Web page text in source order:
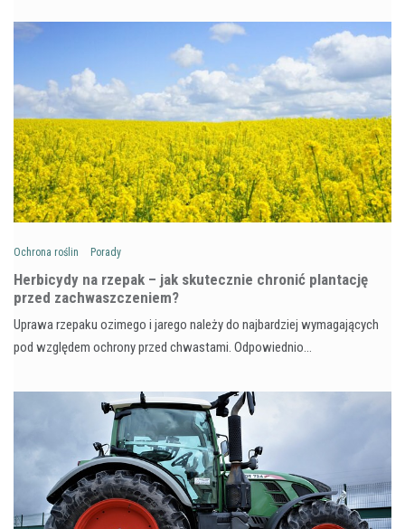
Ochrona roślin Porady
Herbicydy na rzepak – jak skutecznie chronić plantację
przed zachwaszczeniem?
Uprawa rzepaku ozimego i jarego należy do najbardziej wymagających
pod względem ochrony przed chwastami. Odpowiednio…